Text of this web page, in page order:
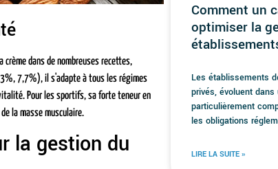
dans de nombreuses recettes,
7,7%), il s'adapte à tous les régimes
Pour les sportifs, sa forte teneur en
la masse musculaire.
la gestion du
Comment un
optimiser la
Les établissements
privés, évoluent
particulièrement
les obligations
LIRE LA SUITE »